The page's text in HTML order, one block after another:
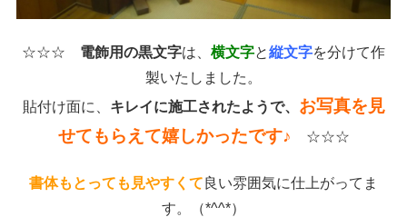
☆☆☆ 電飾用の黒文字は、 横文字と縦文字を分けて作
製いたしました。
貼付け面に、 キレイに施工されたようで、 お写真を見
せてもらえて嬉しかったです♪ ☆☆☆
書体もとっても見やすくて良い雰囲気に仕上がってま
す。（*^^*）